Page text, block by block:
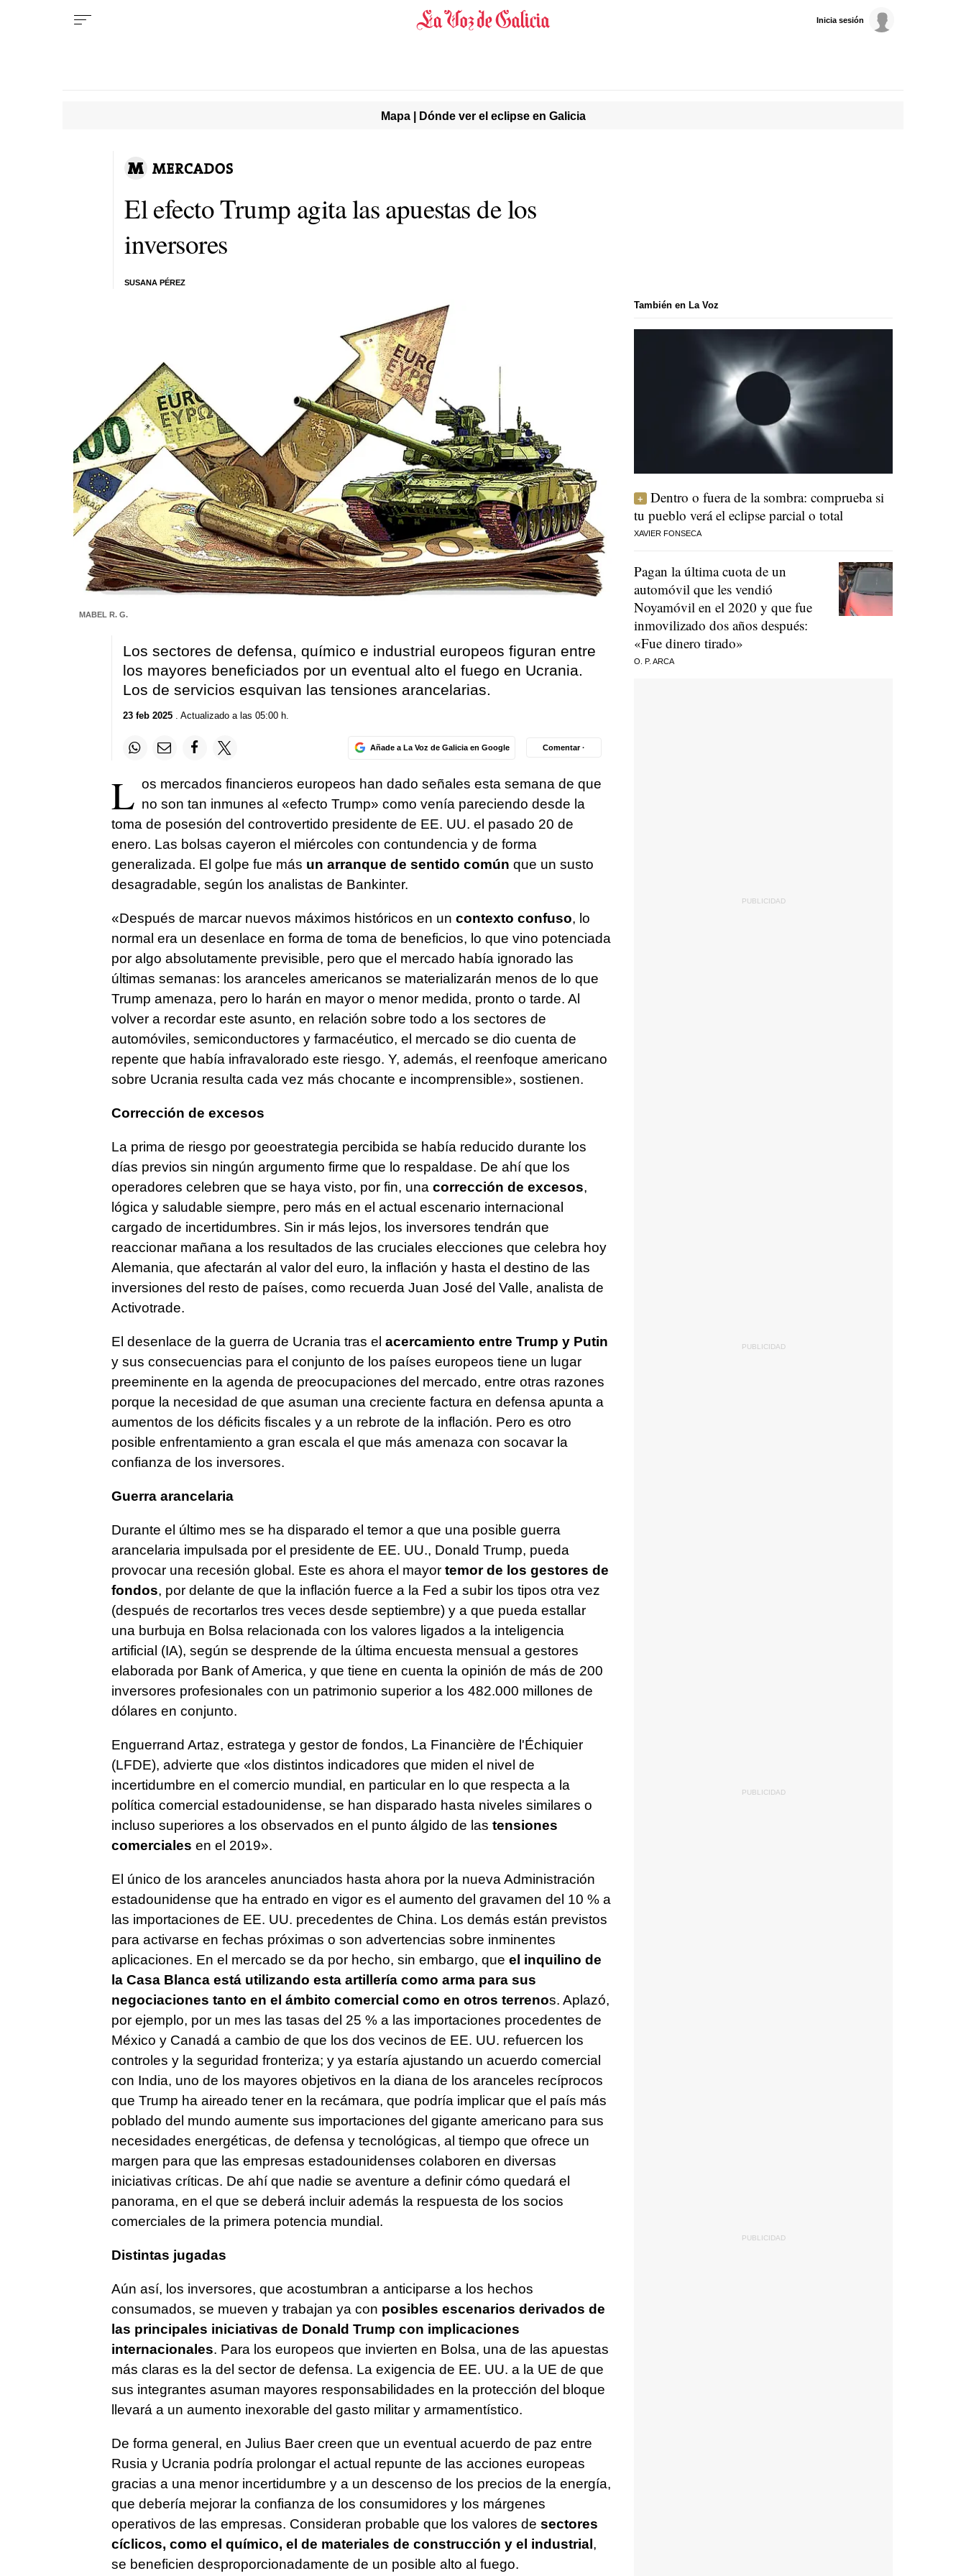
Inicia sesión
Mapa | Dónde ver el eclipse en Galicia
El efecto Trump agita las apuestas de los
inversores
SUSANA PÉREZ
MABEL R. G.
Los sectores de defensa, químico e industrial europeos figuran entre
los mayores beneficiados por un eventual alto el fuego en Ucrania.
Los de servicios esquivan las tensiones arancelarias.
23 feb 2025. Actualizado a las 05:00 h.
Añade a La Voz de Galicia en Google Comentar ·
L os mercados financieros europeos han dado señales esta semana de que
no son tan inmunes al «efecto Trump» como venía pareciendo desde la
toma de posesión del controvertido presidente de EE. UU. el pasado 20 de
enero. Las bolsas cayeron el miércoles con contundencia y de forma
generalizada. El golpe fue más un arranque de sentido común que un susto
desagradable, según los analistas de Bankinter.
«Después de marcar nuevos máximos históricos en un contexto confuso, lo
normal era un desenlace en forma de toma de beneficios, lo que vino potenciada
por algo absolutamente previsible, pero que el mercado había ignorado las
últimas semanas: los aranceles americanos se materializarán menos de lo que
Trump amenaza, pero lo harán en mayor o menor medida, pronto o tarde. Al
volver a recordar este asunto, en relación sobre todo a los sectores de
automóviles, semiconductores y farmacéutico, el mercado se dio cuenta de
repente que había infravalorado este riesgo. Y, además, el reenfoque americano
sobre Ucrania resulta cada vez más chocante e incomprensible», sostienen.
Corrección de excesos
La prima de riesgo por geoestrategia percibida se había reducido durante los
días previos sin ningún argumento firme que lo respaldase. De ahí que los
operadores celebren que se haya visto, por fin, una corrección de excesos,
lógica y saludable siempre, pero más en el actual escenario internacional
cargado de incertidumbres. Sin ir más lejos, los inversores tendrán que
reaccionar mañana a los resultados de las cruciales elecciones que celebra hoy
Alemania, que afectarán al valor del euro, la inflación y hasta el destino de las
inversiones del resto de países, como recuerda Juan José del Valle, analista de
Activotrade.
El desenlace de la guerra de Ucrania tras el acercamiento entre Trump y Putin
y sus consecuencias para el conjunto de los países europeos tiene un lugar
preeminente en la agenda de preocupaciones del mercado, entre otras razones
porque la necesidad de que asuman una creciente factura en defensa apunta a
aumentos de los déficits fiscales y a un rebrote de la inflación. Pero es otro
posible enfrentamiento a gran escala el que más amenaza con socavar la
confianza de los inversores.
Guerra arancelaria
Durante el último mes se ha disparado el temor a que una posible guerra
arancelaria impulsada por el presidente de EE. UU., Donald Trump, pueda
provocar una recesión global. Este es ahora el mayortemor de los gestores de
fondos, por delante de que la inflación fuerce a la Fed a subir los tipos otra vez
(después de recortarlos tres veces desde septiembre) y a que pueda estallar
una burbuja en Bolsa relacionada con los valores ligados a la inteligencia
artificial (IA), según se desprende de la última encuesta mensual a gestores
elaborada por Bank of America, y que tiene en cuenta la opinión de más de 200
inversores profesionales con un patrimonio superior a los 482.000 millones de
dólares en conjunto.
Enguerrand Artaz, estratega y gestor de fondos, La Financière de l'Échiquier
(LFDE), advierte que «los distintos indicadores que miden el nivel de
incertidumbre en el comercio mundial, en particular en lo que respecta a la
política comercial estadounidense, se han disparado hasta niveles similares o
incluso superiores a los observados en el punto álgido de las tensiones
comerciales en el 2019».
El único de los aranceles anunciados hasta ahora por la nueva Administración
estadounidense que ha entrado en vigor es el aumento del gravamen del 10 % a
las importaciones de EE. UU. precedentes de China. Los demás están previstos
para activarse en fechas próximas o son advertencias sobre inminentes
aplicaciones. En el mercado se da por hecho, sin embargo, que el inquilino de
la Casa Blanca está utilizando esta artillería como arma para sus
negociaciones tanto en el ámbito comercial como en otros terrenos. Aplazó,
por ejemplo, por un mes las tasas del 25 % a las importaciones procedentes de
México y Canadá a cambio de que los dos vecinos de EE. UU. refuercen los
controles y la seguridad fronteriza; y ya estaría ajustando un acuerdo comercial
con India, uno de los mayores objetivos en la diana de los aranceles recíprocos
que Trump ha aireado tener en la recámara, que podría implicar que el país más
poblado del mundo aumente sus importaciones del gigante americano para sus
necesidades energéticas, de defensa y tecnológicas, al tiempo que ofrece un
margen para que las empresas estadounidenses colaboren en diversas
iniciativas críticas. De ahí que nadie se aventure a definir cómo quedará el
panorama, en el que se deberá incluir además la respuesta de los socios
comerciales de la primera potencia mundial.
Distintas jugadas
Aún así, los inversores, que acostumbran a anticiparse a los hechos
consumados, se mueven y trabajan ya con posibles escenarios derivados de
las principales iniciativas de Donald Trump con implicaciones
internacionales. Para los europeos que invierten en Bolsa, una de las apuestas
más claras es la del sector de defensa. La exigencia de EE. UU. a la UE de que
sus integrantes asuman mayores responsabilidades en la protección del bloque
llevará a un aumento inexorable del gasto militar y armamentístico.
De forma general, en Julius Baer creen que un eventual acuerdo de paz entre
Rusia y Ucrania podría prolongar el actual repunte de las acciones europeas
gracias a una menor incertidumbre y a un descenso de los precios de la energía,
que debería mejorar la confianza de los consumidores y los márgenes
operativos de las empresas. Consideran probable que los valores de sectores
cíclicos, como el químico, el de materiales de construcción y el industrial,
se beneficien desproporcionadamente de un posible alto al fuego.
También en La Voz
Dentro o fuera de la sombra: comprueba si
tu pueblo verá el eclipse parcial o total
XAVIER FONSECA
Pagan la última cuota de un
automóvil que les vendió
Noyamóvil en el 2020 y que fue
inmovilizado dos años después:
«Fue dinero tirado»
O. P. ARCA